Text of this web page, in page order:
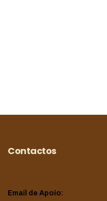
Contactos
Email de Apoio: